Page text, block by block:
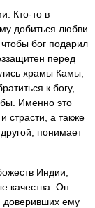
Кто-то в
добиться любви
бог подарил
перед
храмы Камы,
к богу,
Именно это
страсти, а также
понимает
Индии,
качества. Он
доверивших ему